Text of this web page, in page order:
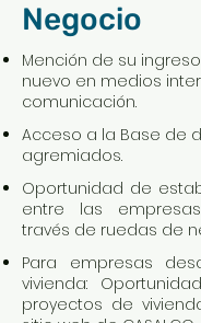
Negocio
Mención de su
nuevo en medios
comunicación.
Acceso a la Base de
agremiados.
Oportunidad de
entre las
través de ruedas de
Para empresas
vivienda:
proyectos de